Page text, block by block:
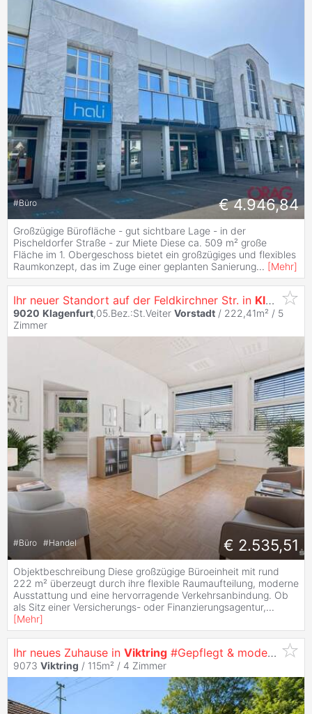
#Büro € 4.946,84
Großzügige Bürofläche - gut sichtbare Lage - in der
Pischeldorfer Straße - zur Miete Diese ca. 509 m² große
Fläche im 1. Obergeschoss bietet ein großzügiges und flexibles
Raumkonzept, das im Zuge einer geplanten Sanierung... [Mehr]
Ihr neuer Standort auf der Feldkirchner Str. in Klagenfurt
9020 Klagenfurt,05.Bez.:St.Veiter Vorstadt / 222,41m² / 5
Zimmer
#Büro #Handel € 2.535,51
Objektbeschreibung Diese großzügige Büroeinheit mit rund
222 m² überzeugt durch ihre flexible Raumaufteilung, moderne
Ausstattung und eine hervorragende Verkehrsanbindung. Ob
als Sitz einer Versicherungs- oder Finanzierungsagentur,...
[Mehr]
Ihr neues Zuhause in Viktring #Gepflegt & modernisiert
9073 Viktring / 115m² / 4 Zimmer